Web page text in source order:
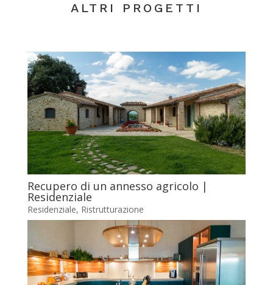
ALTRI PROGETTI
Recupero di un annesso agricolo |
Residenziale
Residenziale, Ristrutturazione